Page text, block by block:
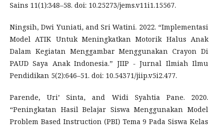
Sains 11(1):348–58. doi: 10.25273/jems.v11i1.15567.
Ningsih, Dwi Yuniati, and Sri Watini. 2022. “Implementasi
Model ATIK Untuk Meningkatkan Motorik Halus Anak
Dalam Kegiatan Menggambar Menggunakan Crayon Di
PAUD Saya Anak Indonesia.” JIIP - Jurnal Ilmiah Ilmu
Pendidikan 5(2):646–51. doi: 10.54371/jiip.v5i2.477.
Parende, Uri’ Sinta, and Widi Syahtia Pane. 2020.
“Peningkatan Hasil Belajar Siswa Menggunakan Model
Problem Based Instruction (PBI) Tema 9 Pada Siswa Kelas